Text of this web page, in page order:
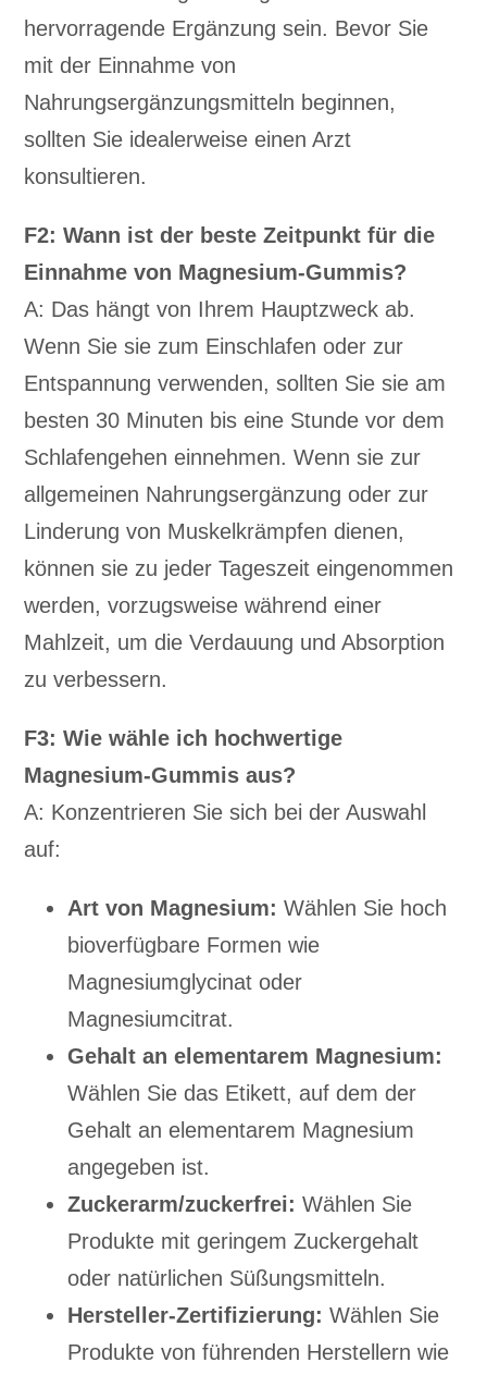
hervorragende Ergänzung sein. Bevor Sie
mit der Einnahme von
Nahrungsergänzungsmitteln beginnen,
sollten Sie idealerweise einen Arzt
konsultieren.
F2: Wann ist der beste Zeitpunkt für die
Einnahme von Magnesium-Gummis?
A: Das hängt von Ihrem Hauptzweck ab.
Wenn Sie sie zum Einschlafen oder zur
Entspannung verwenden, sollten Sie sie am
besten 30 Minuten bis eine Stunde vor dem
Schlafengehen einnehmen. Wenn sie zur
allgemeinen Nahrungsergänzung oder zur
Linderung von Muskelkrämpfen dienen,
können sie zu jeder Tageszeit eingenommen
werden, vorzugsweise während einer
Mahlzeit, um die Verdauung und Absorption
zu verbessern.
F3: Wie wähle ich hochwertige
Magnesium-Gummis aus?
A: Konzentrieren Sie sich bei der Auswahl
auf:
Art von Magnesium: Wählen Sie hoch
bioverfügbare Formen wie
Magnesiumglycinat oder
Magnesiumcitrat.
Gehalt an elementarem Magnesium:
Wählen Sie das Etikett, auf dem der
Gehalt an elementarem Magnesium
angegeben ist.
Zuckerarm/zuckerfrei: Wählen Sie
Produkte mit geringem Zuckergehalt
oder natürlichen Süßungsmitteln.
Hersteller-Zertifizierung: Wählen Sie
Produkte von führenden Herstellern wie